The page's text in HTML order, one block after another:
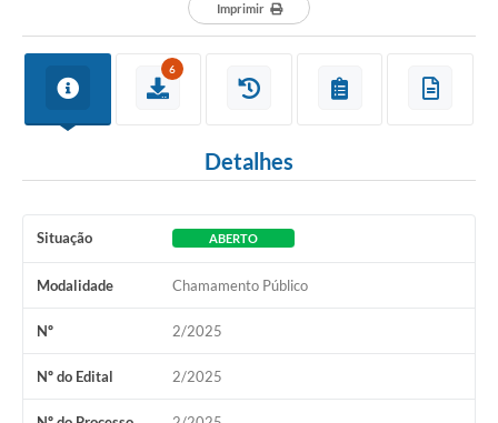
Imprimir
6
Detalhes
Situação ABERTO
Modalidade Chamamento Público
Nº 2/2025
Nº do Edital 2/2025